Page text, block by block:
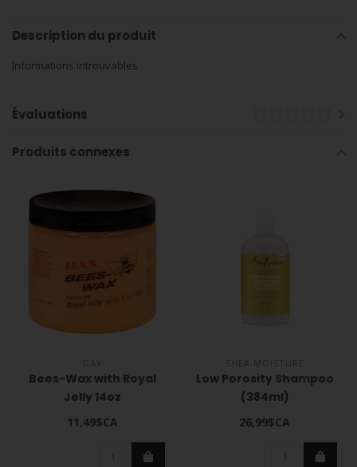
Description du produit
Informations introuvables
Évaluations
Produits connexes
Bees-Wax with Royal
Jelly 14oz
11,49$CA
SHEA MOISTURE
Low Porosity Shampoo
(384ml)
26,99$CA